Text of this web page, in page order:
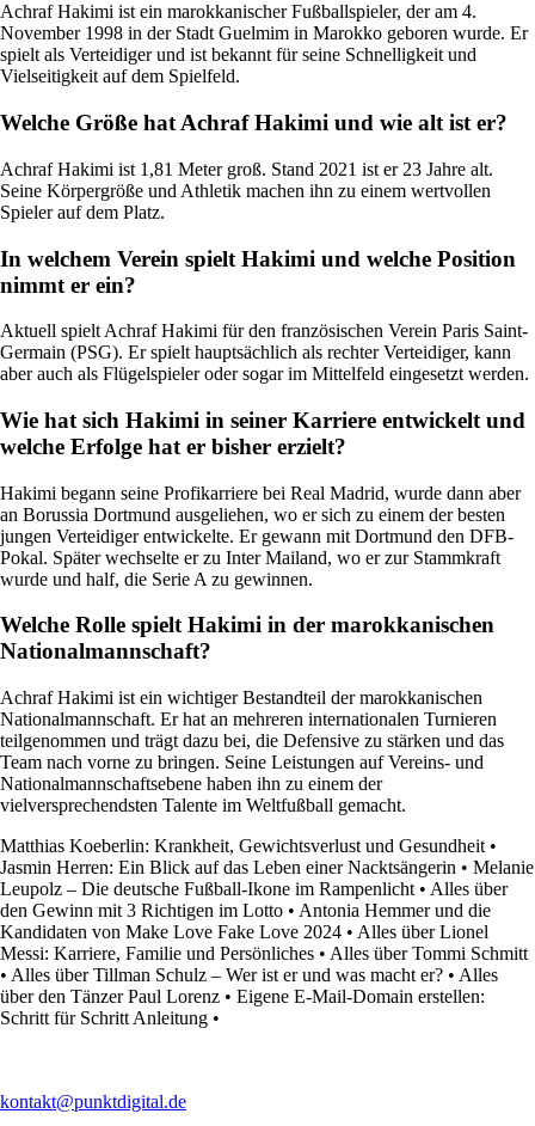
Achraf Hakimi ist ein marokkanischer Fußballspieler, der am 4.
November 1998 in der Stadt Guelmim in Marokko geboren wurde. Er
spielt als Verteidiger und ist bekannt für seine Schnelligkeit und
Vielseitigkeit auf dem Spielfeld.
Welche Größe hat Achraf Hakimi und wie alt ist er?
Achraf Hakimi ist 1,81 Meter groß. Stand 2021 ist er 23 Jahre alt.
Seine Körpergröße und Athletik machen ihn zu einem wertvollen
Spieler auf dem Platz.
In welchem Verein spielt Hakimi und welche Position
nimmt er ein?
Aktuell spielt Achraf Hakimi für den französischen Verein Paris Saint-
Germain (PSG). Er spielt hauptsächlich als rechter Verteidiger, kann
aber auch als Flügelspieler oder sogar im Mittelfeld eingesetzt werden.
Wie hat sich Hakimi in seiner Karriere entwickelt und
welche Erfolge hat er bisher erzielt?
Hakimi begann seine Profikarriere bei Real Madrid, wurde dann aber
an Borussia Dortmund ausgeliehen, wo er sich zu einem der besten
jungen Verteidiger entwickelte. Er gewann mit Dortmund den DFB-
Pokal. Später wechselte er zu Inter Mailand, wo er zur Stammkraft
wurde und half, die Serie A zu gewinnen.
Welche Rolle spielt Hakimi in der marokkanischen
Nationalmannschaft?
Achraf Hakimi ist ein wichtiger Bestandteil der marokkanischen
Nationalmannschaft. Er hat an mehreren internationalen Turnieren
teilgenommen und trägt dazu bei, die Defensive zu stärken und das
Team nach vorne zu bringen. Seine Leistungen auf Vereins- und
Nationalmannschaftsebene haben ihn zu einem der
vielversprechendsten Talente im Weltfußball gemacht.
Matthias Koeberlin: Krankheit, Gewichtsverlust und Gesundheit •
Jasmin Herren: Ein Blick auf das Leben einer Nacktsängerin • Melanie
Leupolz – Die deutsche Fußball-Ikone im Rampenlicht • Alles über
den Gewinn mit 3 Richtigen im Lotto • Antonia Hemmer und die
Kandidaten von Make Love Fake Love 2024 • Alles über Lionel
Messi: Karriere, Familie und Persönliches • Alles über Tommi Schmitt
• Alles über Tillman Schulz – Wer ist er und was macht er? • Alles
über den Tänzer Paul Lorenz • Eigene E-Mail-Domain erstellen:
Schritt für Schritt Anleitung •
kontakt@punktdigital.de